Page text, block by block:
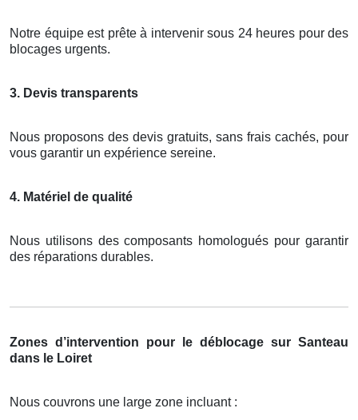
Notre équipe est prête à intervenir sous 24 heures pour des
blocages urgents.
3. Devis transparents
Nous proposons des devis gratuits, sans frais cachés, pour
vous garantir un expérience sereine.
4. Matériel de qualité
Nous utilisons des composants homologués pour garantir
des réparations durables.
Zones d’intervention pour le déblocage sur Santeau
dans le Loiret
Nous couvrons une large zone incluant :